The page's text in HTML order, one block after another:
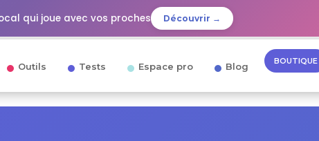
qui joue avec vos proches Découvrir →
Outils Tests Espace pro Blog BOUTIQUE